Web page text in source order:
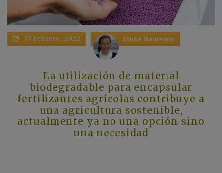
17 Febrero, 2022 Alicia Namesny
La utilización de material
biodegradable para encapsular
fertilizantes agrícolas contribuye a
una agricultura sostenible,
actualmente ya no una opción sino
una necesidad